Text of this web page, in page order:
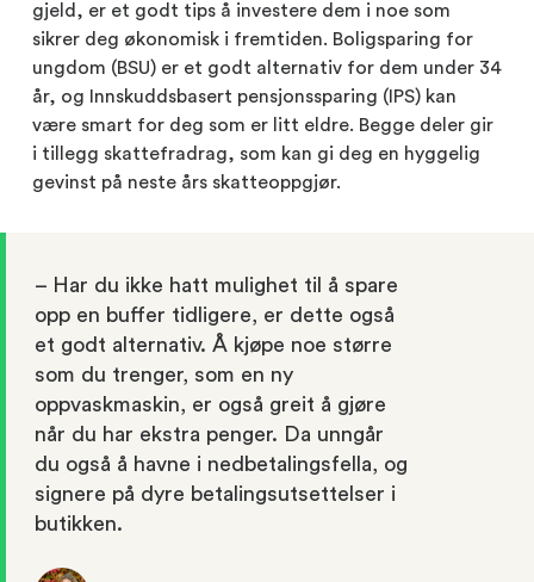
gjeld, er et godt tips å investere dem i noe som
sikrer deg økonomisk i fremtiden. Boligsparing for
ungdom (BSU) er et godt alternativ for dem under 34
år, og Innskuddsbasert pensjonssparing (IPS) kan
være smart for deg som er litt eldre. Begge deler gir
i tillegg skattefradrag, som kan gi deg en hyggelig
gevinst på neste års skatteoppgjør.
– Har du ikke hatt mulighet til å spare
opp en buffer tidligere, er dette også
et godt alternativ. Å kjøpe noe større
som du trenger, som en ny
oppvaskmaskin, er også greit å gjøre
når du har ekstra penger. Da unngår
du også å havne i nedbetalingsfella, og
signere på dyre betalingsutsettelser i
butikken.